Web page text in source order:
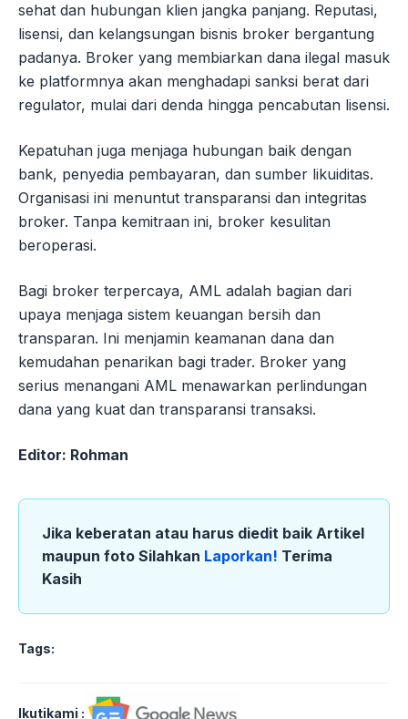
sehat dan hubungan klien jangka panjang. Reputasi,
lisensi, dan kelangsungan bisnis broker bergantung
padanya. Broker yang membiarkan dana ilegal masuk
ke platformnya akan menghadapi sanksi berat dari
regulator, mulai dari denda hingga pencabutan lisensi.
Kepatuhan juga menjaga hubungan baik dengan
bank, penyedia pembayaran, dan sumber likuiditas.
Organisasi ini menuntut transparansi dan integritas
broker. Tanpa kemitraan ini, broker kesulitan
beroperasi.
Bagi broker terpercaya, AML adalah bagian dari
upaya menjaga sistem keuangan bersih dan
transparan. Ini menjamin keamanan dana dan
kemudahan penarikan bagi trader. Broker yang
serius menangani AML menawarkan perlindungan
dana yang kuat dan transparansi transaksi.
Editor: Rohman
Jika keberatan atau harus diedit baik Artikel
maupun foto Silahkan Laporkan! Terima
Kasih
Tags:
Ikutikami :